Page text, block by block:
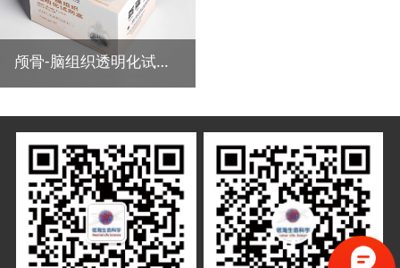
颅骨-脑组织透明化试剂盒